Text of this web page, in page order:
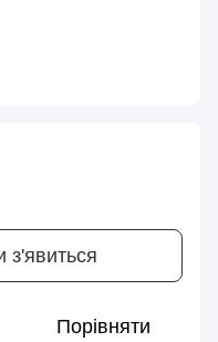
з'явиться
Порівняти